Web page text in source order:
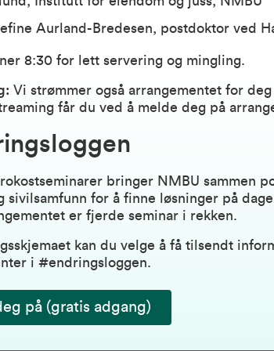
Aurland-Bredesen, postdoktor ved
8:30 for lett servering og mingling.
Vi strømmer også arrangementet for
får du ved å melde deg på
bringer NMBU sammen
sivilsamfunn for å finne løsninger på
er fjerde seminar i rekken.
kan du velge å få tilsendt
i #endringsloggen.
på (gratis adgang)